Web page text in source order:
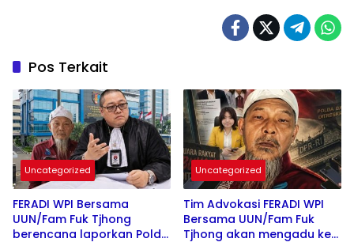
Pos Terkait
Uncategorized
FERADI WPI Bersama
UUN/Fam Fuk Tjhong
berencana laporkan Polda
Uncategorized
Tim Advokasi FERADI WPI
Bersama UUN/Fam Fuk
Tjhong akan mengadu ke